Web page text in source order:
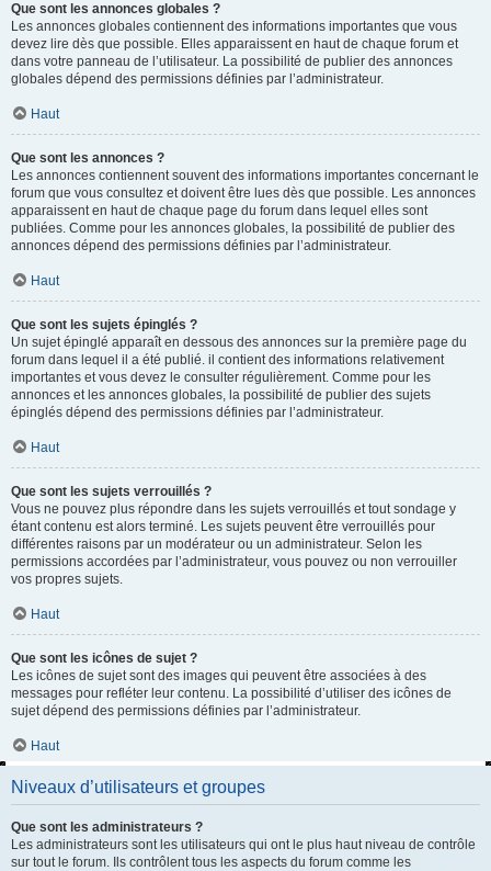
Que sont les annonces globales ?
Les annonces globales contiennent des informations importantes que vous
devez lire dès que possible. Elles apparaissent en haut de chaque forum et
dans votre panneau de l’utilisateur. La possibilité de publier des annonces
globales dépend des permissions définies par l’administrateur.
Haut
Que sont les annonces ?
Les annonces contiennent souvent des informations importantes concernant le
forum que vous consultez et doivent être lues dès que possible. Les annonces
apparaissent en haut de chaque page du forum dans lequel elles sont
publiées. Comme pour les annonces globales, la possibilité de publier des
annonces dépend des permissions définies par l’administrateur.
Haut
Que sont les sujets épinglés ?
Un sujet épinglé apparaît en dessous des annonces sur la première page du
forum dans lequel il a été publié. il contient des informations relativement
importantes et vous devez le consulter régulièrement. Comme pour les
annonces et les annonces globales, la possibilité de publier des sujets
épinglés dépend des permissions définies par l’administrateur.
Haut
Que sont les sujets verrouillés ?
Vous ne pouvez plus répondre dans les sujets verrouillés et tout sondage y
étant contenu est alors terminé. Les sujets peuvent être verrouillés pour
différentes raisons par un modérateur ou un administrateur. Selon les
permissions accordées par l’administrateur, vous pouvez ou non verrouiller
vos propres sujets.
Haut
Que sont les icônes de sujet ?
Les icônes de sujet sont des images qui peuvent être associées à des
messages pour refléter leur contenu. La possibilité d’utiliser des icônes de
sujet dépend des permissions définies par l’administrateur.
Haut
Niveaux d’utilisateurs et groupes
Que sont les administrateurs ?
Les administrateurs sont les utilisateurs qui ont le plus haut niveau de contrôle
sur tout le forum. Ils contrôlent tous les aspects du forum comme les